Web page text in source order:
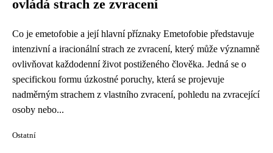
ovládá strach ze zvracení
Co je emetofobie a její hlavní příznaky Emetofobie představuje
intenzivní a iracionální strach ze zvracení, který může významně
ovlivňovat každodenní život postiženého člověka. Jedná se o
specifickou formu úzkostné poruchy, která se projevuje
nadměrným strachem z vlastního zvracení, pohledu na zvracející
osoby nebo...
Ostatní